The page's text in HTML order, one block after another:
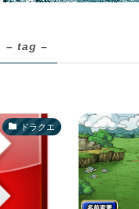
– tag –
ドラクエ